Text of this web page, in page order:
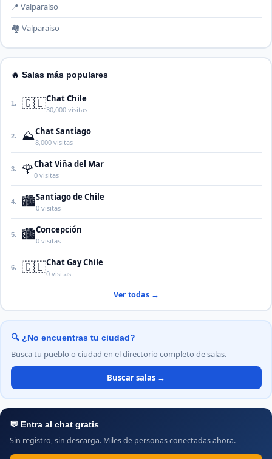
📍 Valparaíso
🏘️ Valparaíso
🔥 Salas más populares
1. 🇨🇱Chat Chile
30,000 visitas
2. ⛰️Chat Santiago
8,000 visitas
3. 🌹Chat Viña del Mar
0 visitas
4. 🏙️Santiago de Chile
0 visitas
5. 🏙️Concepción
0 visitas
6. 🇨🇱Chat Gay Chile
0 visitas
Ver todas →
🔍 ¿No encuentras tu ciudad?
Busca tu pueblo o ciudad en el directorio completo de salas.
Buscar salas →
💬 Entra al chat gratis
Sin registro, sin descarga. Miles de personas conectadas ahora.